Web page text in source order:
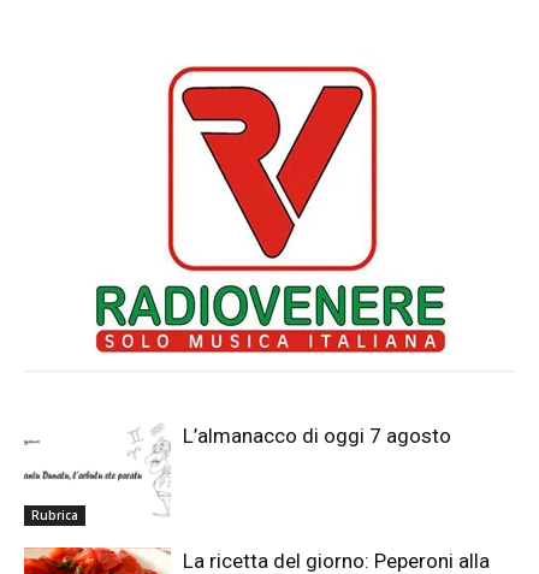
Rubrica
L’almanacco di oggi 7 agosto
La ricetta del giorno: Peperoni alla